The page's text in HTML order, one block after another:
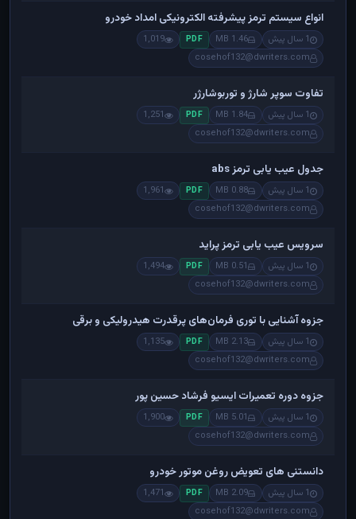
انواع سیستم ترمز پیشرفته الکترونیکی امداد خودرو
1 سال پیش 1.46 MB
PDF
1,019
cosehof132@dwriters.com
تفاوت سوپر شارژ و توربوشارژر
1 سال پیش 1.84 MB
PDF
1,251
cosehof132@dwriters.com
جدول عیب یابی ترمز abs
1 سال پیش 0.88 MB
PDF
1,961
cosehof132@dwriters.com
سرویس عیب یابی ترمز پراید
1 سال پیش 0.51 MB
PDF
1,494
cosehof132@dwriters.com
جزوه آشنایی با توری فرمان‌های پرقدرت هیدرولیکی و برقی
1 سال پیش 2.13 MB
PDF
1,135
cosehof132@dwriters.com
جزوه دوره تعمیرات ایسیو فرشاد حسین پور
1 سال پیش 5.01 MB
PDF
1,900
cosehof132@dwriters.com
دانستنی های تعویض روغن موتور خودرو
1 سال پیش 2.09 MB
PDF
1,471
cosehof132@dwriters.com